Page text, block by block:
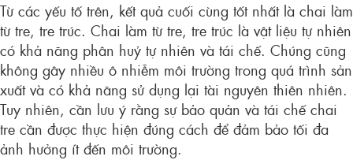
Từ các yếu tố trên, kết quả cuối cùng tốt nhất là chai làm
từ tre, tre trúc. Chai làm từ tre, tre trúc là vật liệu tự nhiên
có khả năng phân huỷ tự nhiên và tái chế. Chúng cũng
không gây nhiều ô nhiễm môi trường trong quá trình sản
xuất và có khả năng sử dụng lại tài nguyên thiên nhiên.
Tuy nhiên, cần lưu ý rằng sự bảo quản và tái chế chai
tre cần được thực hiện đúng cách để đảm bảo tối đa
ảnh hưởng ít đến môi trường.